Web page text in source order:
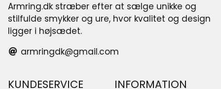
Armring.dk stræber efter at sælge unikke og
stilfulde smykker og ure, hvor kvalitet og design
ligger i højsædet.
armringdk@gmail.com
KUNDESERVICE INFORMATION